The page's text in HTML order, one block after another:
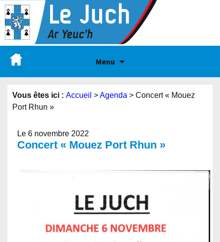
Menu
Vous êtes ici : Accueil >Agenda > Concert « Mouez
Port Rhun »
Le 6 novembre 2022
Concert « Mouez Port Rhun »